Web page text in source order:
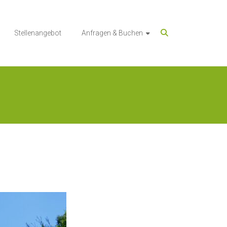
Stellenangebot Anfragen & Buchen